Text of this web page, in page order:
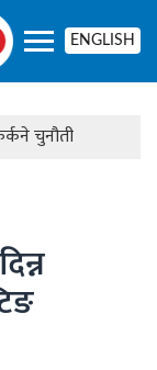
ENGLISH
अत्याधुनिक इभेन्ट
चुनौती